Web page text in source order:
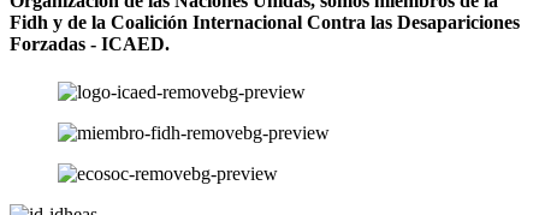
Fidh y de la Coalición Internacional Contra las Desapariciones
Forzadas - ICAED.